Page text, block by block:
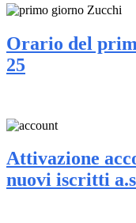
Orario del
25
Attivazione
nuovi iscritti